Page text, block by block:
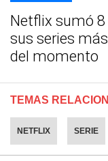
Netflix sumó 8
sus series
del momento
TEMAS
NETFLIX SERIE